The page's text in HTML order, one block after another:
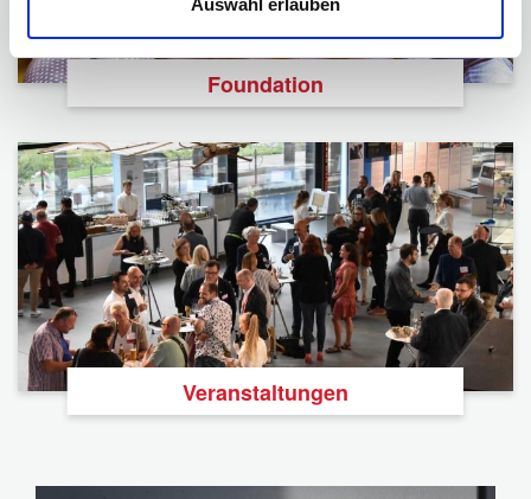
Auswahl erlauben
Foundation
Veranstaltungen